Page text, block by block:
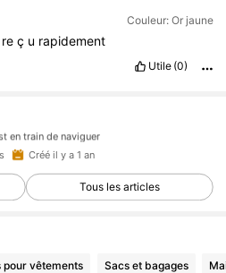
Couleur: Or jaune
re ç u rapidement
Utile (0)
en train de naviguer
SuiveursCréé il y a 1 an
Tous les articles
pour vêtements Sacs et bagages